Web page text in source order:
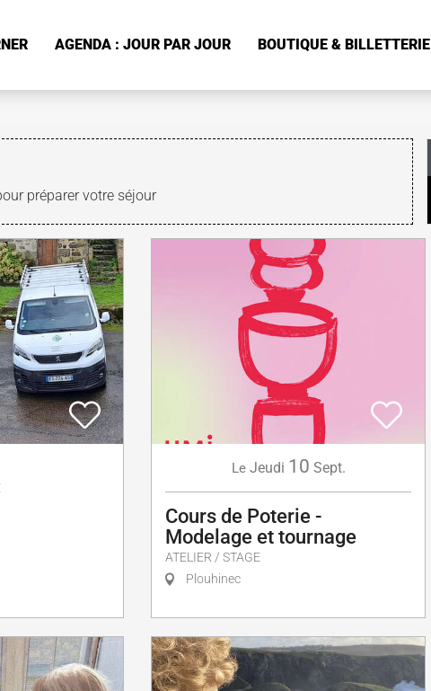
AGENDA : JOUR PAR JOUR BOUTIQUE & BILLETTERIE
préparer votre séjour
Le Jeudi 10 Sept.
Cours de Poterie -
Modelage et tournage
ATELIER / STAGE
Plouhinec